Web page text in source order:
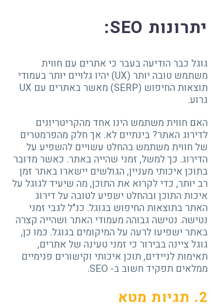
יתרונות SEO
:
גוגל כבר הודיעה בעבר כי אתרים עם חווית
משתמש טובה יותר (UX) יהיו גלויים יותר בעמודי
תוצאות החיפוש (SERP) מאשר באתרים עם UX
גרוע.
האם חווית משתמש הינו אחד מהקריטריונים
לדירוג האתר? בינתיים לא. אך חלק מהפרמטרים
של חווית משתמש בהחלט עשויים להשפיע על
הדירוג. כך למשל, זמני שהייה באתר. כאשר מדובר
בתוכן איכותי מעניין, הגולשים יישארו באתר זמן
רב יותר, כדי לקרוא את התוכן, מה שיעיד לגוגל על
איכות התוכן ובהחלט ישפיע לטובה על דירוג
האתר בתוצאות החיפוש בגוגל. כנ"ל לגבי זמני
נטישה. נטישה גבוהה מעמודי האתר ושהייה קצרה
באתר ישפיעו לרעה על המיקומים בגוגל. כמו כן,
גוגל ציינה בבירור כי זמני טעינה של אתרים,
תאימות לניידים, תוכן איכותי וקישורים פנימיים
ממלאים תפקיד חשוב ב- SEO.
2. תגיות מטא